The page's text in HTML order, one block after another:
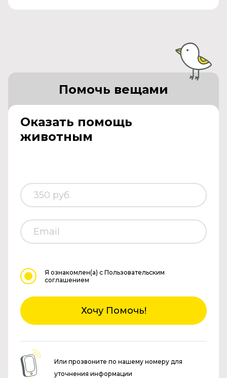
Оказать помощь
животным
Помочь вещами
Я ознакомлен(а) с Пользовательским
соглашением
Хочу Помочь!
Или прозвоните по нашему номеру для
уточнения информации